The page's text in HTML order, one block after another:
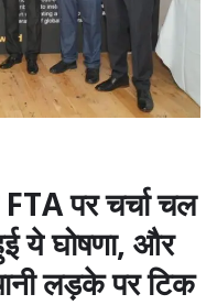
पर चर्चा चल
ये घोषणा, और
लड़के पर टिक